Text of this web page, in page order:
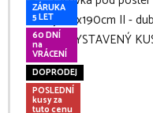
ZÁRUKA
5 LET
60 DNÍ
na
VRÁCENÍ
DOPRODEJ
POSLEDNÍ
kusy za
tuto cenu